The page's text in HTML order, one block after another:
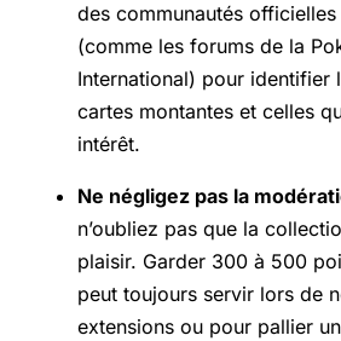
des communautés
(comme les forums de la
International) pour identifier
cartes montantes et celles
intérêt.
Ne négligez pas la
n’oubliez pas que la
plaisir. Garder 300 à 500
peut toujours servir lors de
extensions ou pour pallier